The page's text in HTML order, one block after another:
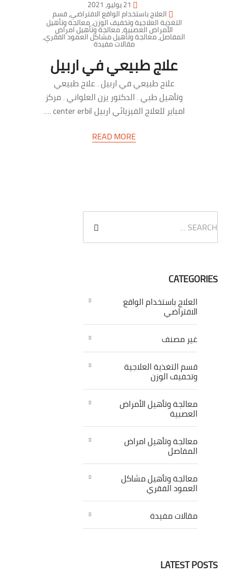
العلاج باستخدام الواقع الافتراضي,قسم
التغذية العلاجية وتخفيف الوزن,معالجة وتأهيل
الأمراض العصبية,معالجة وتأهيل امراض
المفاصل,معالجة وتأهيل مشاكل العمود الفقري,
مقالات مفيدة
علاج طبيعي في اربيل
علاج طبيعي في اربيل . علاج طبيعي
وتأهيل طبي . الدكتور يزن العلواني . مركز
امباير للعلاج الفيزيائي اربيل center erbil .…
READ MORE
CATEGORIES
العلاج باستخدام الواقع
الافتراضي
غير مصنف
قسم التغذية العلاجية
وتخفيف الوزن
معالجة وتأهيل الأمراض
العصبية
معالجة وتأهيل امراض
المفاصل
معالجة وتأهيل مشاكل
العمود الفقري
مقالات مفيدة
LATEST POSTS